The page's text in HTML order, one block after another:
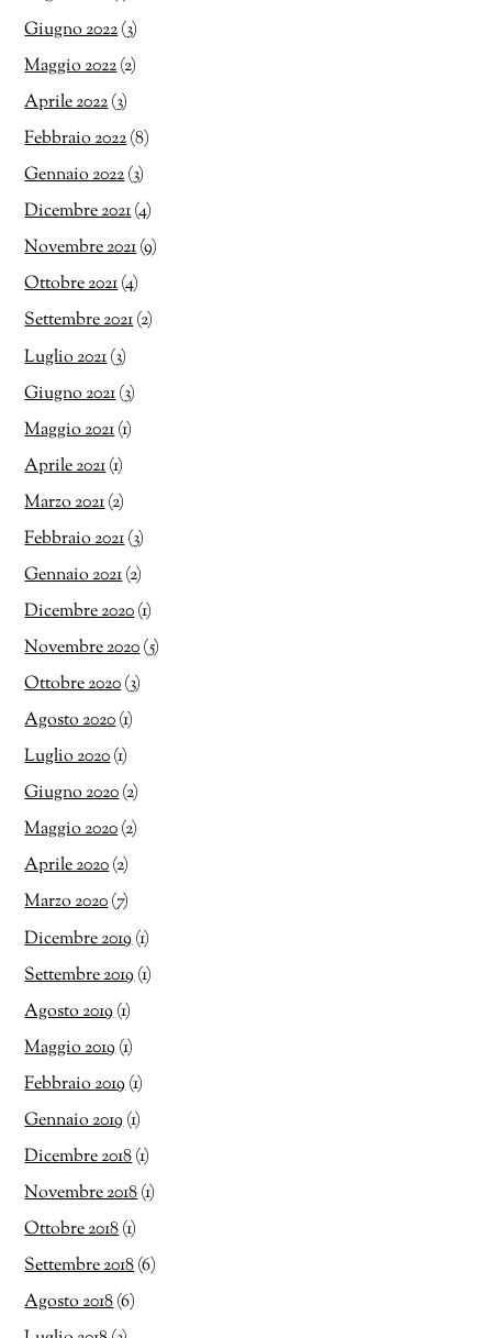
Giugno 2022(3)
Maggio 2022(2)
Aprile 2022(3)
Febbraio 2022(8)
Gennaio 2022(3)
Dicembre 2021(4)
Novembre 2021(9)
Ottobre 2021(4)
Settembre 2021(2)
Luglio 2021(3)
Giugno 2021(3)
Maggio 2021(1)
Aprile 2021(1)
Marzo 2021(2)
Febbraio 2021(3)
Gennaio 2021(2)
Dicembre 2020(1)
Novembre 2020(5)
Ottobre 2020(3)
Agosto 2020(1)
Luglio 2020(1)
Giugno 2020(2)
Maggio 2020(2)
Aprile 2020(2)
Marzo 2020(7)
Dicembre 2019(1)
Settembre 2019(1)
Agosto 2019(1)
Maggio 2019(1)
Febbraio 2019(1)
Gennaio 2019(1)
Dicembre 2018(1)
Novembre 2018(1)
Ottobre 2018(1)
Settembre 2018(6)
Agosto 2018(6)